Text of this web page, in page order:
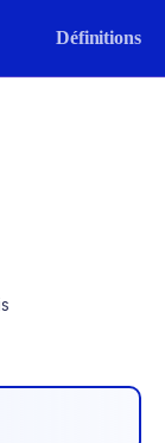
Définitions